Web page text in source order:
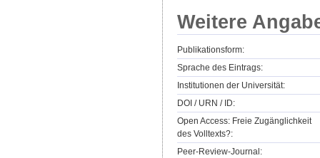
Weitere
Publikationsform:
Sprache des Eintrags:
Institutionen der Universität:
DOI / URN / ID:
Open Access: Freie Zugänglichkeit
des Volltexts?:
Peer-Review-Journal: